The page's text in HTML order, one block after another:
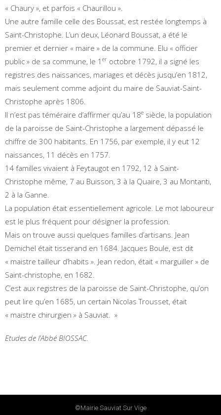
« Chaury », et parfois « Chaurillou ».
Une autre famille celle des Boussat, est restée longtemps à
Saint-Christophe. L’un deux, Léonard Boussat, a été le
premier et dernier « maire » de la commune. Elu « officier
public » de sa commune, le 1 er octobre 1792, il a signé les
registres des naissances, mariages et décès jusqu’en 1812,
mais seulement comme adjoint du maire de Sauviat-Saint-
Christophe après 1806.
Il n’est pas téméraire d’affirmer qu’au 18e siècle, la population
de la paroisse de Saint-Christophe a largement dépassé le
chiffre de 300 habitants. En 1756, par exemple, il y eut 12
naissances, 11 décès en 1757.
14 familles vivaient à Feytaugot en 1792, 12 à Saint-
Christophe même, 7 au Buisson, 3 à la Quaire, 3 au Montanti,
2 à la Ganne.
La population était essentiellement agricole. Le mot laboureur
est le plus fréquent pour désigner la profession.
Mais on trouve aussi quelques familles d’artisans. Jean
Demichel était tisserand en 1684. Jacques Boule, est dit
« maistre tailleur d’habits ». Jean redon, était « marguiller » de
Saint-christophe, en 1682.
C’est aux registres de la paroisse de Saint-Christophe, qu’on
peut lire qu’en 1685, un certain Nicolas Trousset, était
« maistre chirurgien » à Sauviat. »
Etudes de l’Abbé BIOSSAC.
©mairie Sauviat Sur Vige